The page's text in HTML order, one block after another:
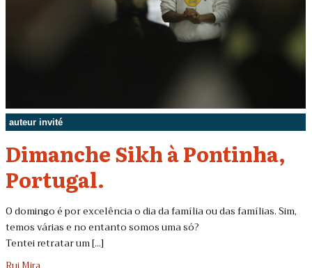
auteur invité
Dimanche Sikh à Pontinha,
Portugal.
O domingo é por excelência o dia da família ou das famílias. Sim,
temos várias e no entanto somos uma só?
Tentei retratar um [...]